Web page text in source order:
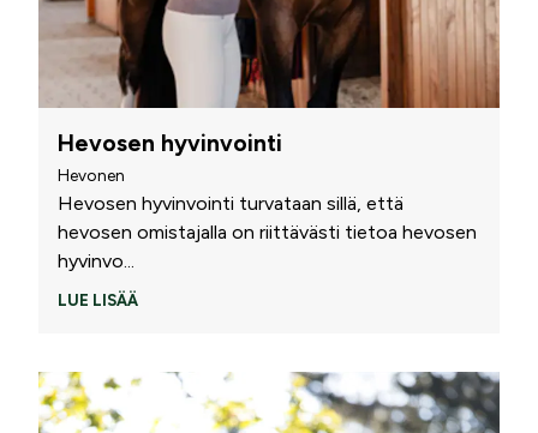
Hevosen hyvinvointi
Hevonen
Hevosen hyvinvointi turvataan sillä, että
hevosen omistajalla on riittävästi tietoa hevosen
hyvinvo...
LUE LISÄÄ